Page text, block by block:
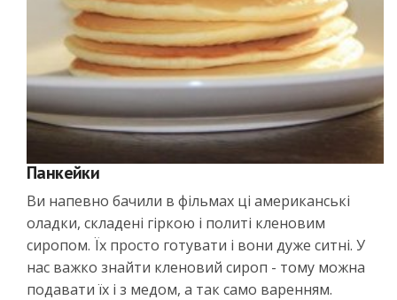
Панкейки
Ви напевно бачили в фільмах ці американські
оладки, складені гіркою і политі кленовим
сиропом. Їх просто готувати і вони дуже ситні. У
нас важко знайти кленовий сироп - тому можна
подавати їх і з медом, а так само варенням.